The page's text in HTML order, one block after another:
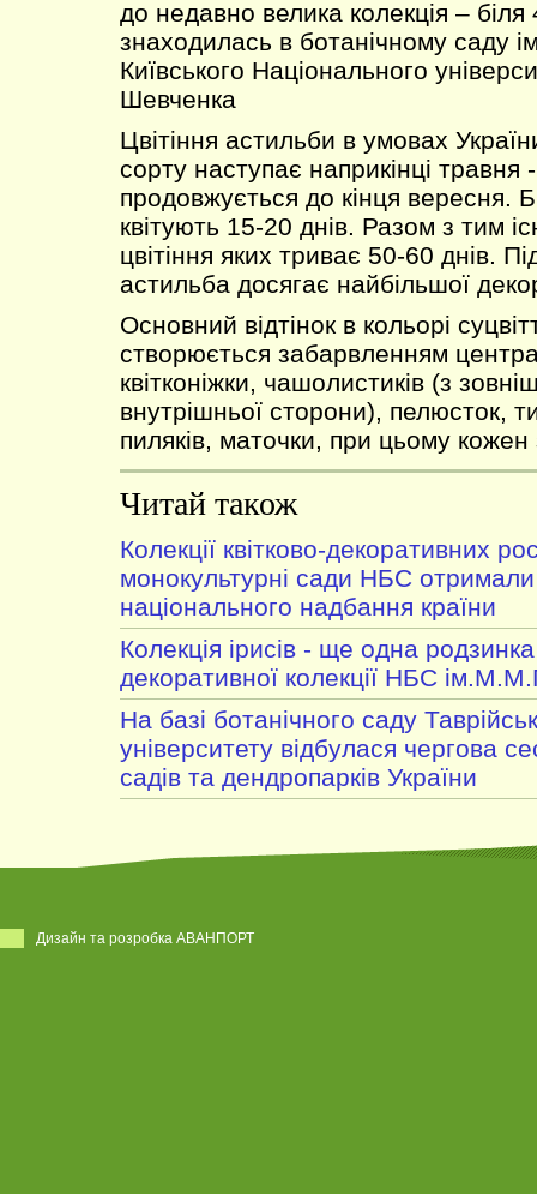
до недавно велика колекція – біля
знаходилась в ботанічному саду
Київського Національного
Шевченка
Цвітіння астильби в умовах
сорту наступає наприкінці травня
продовжується до кінця вересня.
квітують 15-20 днів. Разом з тим
цвітіння яких триває 50-60 днів.
астильба досягає найбільшої
Основний відтінок в кольорі
створюється забарвленням
квітконіжки, чашолистиків (з
внутрішньої сторони), пелюсток,
пиляків, маточки, при цьому кожен
Читай також
Колекції квітково-декоративних
монокультурні сади НБС отримали
національного надбання країни
Колекція ірисів - ще одна родзинка
декоративної колекції НБС
На базі ботанічного саду
університету відбулася чергова
садів та дендропарків України
Дизайн та розробка АВАНПОРТ